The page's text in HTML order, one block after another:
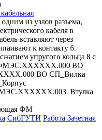
из узлов разъема,
кабеля в
вставляют через
к контакту 6.
упругого кольца 8 с
ФМЭС.ХХХХХХ.000 ВО
ВО СП_Вилка
ФМ
СибГУТИ Работа Зачетная